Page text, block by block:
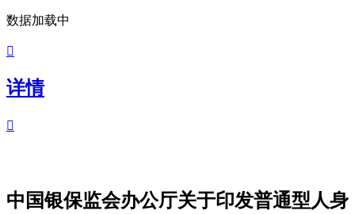
数据加载中

详情

中国银保监会办公厅关于印发普通型人身